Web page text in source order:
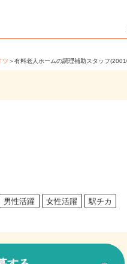
イツ＞有料老人ホームの調理補助スタッフ
男性活躍 女性活躍 駅チカ